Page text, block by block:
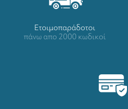
Ετοιμοπαράδοτοι
πάνω απο 2000 κωδικοί